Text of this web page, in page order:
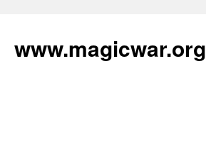
www.magicwar.org